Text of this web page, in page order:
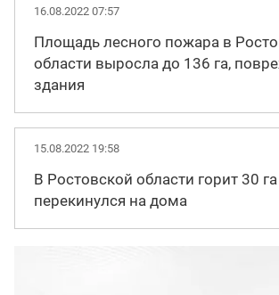
16.08.2022 07:57
Площадь лесного пожара в
области выросла до 136 га,
здания
15.08.2022 19:58
В Ростовской области горит 30
перекинулся на дома